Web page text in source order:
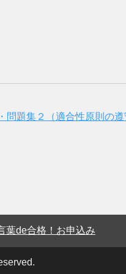
問題集２（適合性原則の遵
葉de合格！お申込み